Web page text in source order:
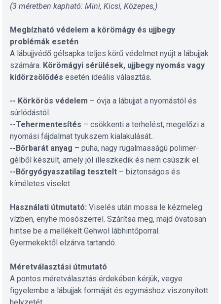
(3 méretben kapható: Mini, Kicsi, Közepes,)
Megbízható védelem a körömágy és ujjbegy
problémák esetén
A lábujjvédő gélsapka teljes körű védelmet nyújt a lábujjak
számára. Körömágyi sérülések, ujjbegy nyomás vagy
kidörzsölődés esetén ideális választás.
-- Körkörös védelem – óvja a lábujjat a nyomástól és
súrlódástól.
--Tehermentesítés – csökkenti a terhelést, megelőzi a
nyomási fájdalmat tyukszem kialakulását..
--Bőrbarát anyag – puha, nagy rugalmasságú polimer-
gélből készült, amely jól illeszkedik és nem csúszik el.
--Bőrgyógyaszatilag tesztelt – biztonságos és
kíméletes viselet.
Használati útmutató: Viselés után mossa le kézmeleg
vízben, enyhe mosószerrel. Szárítsa meg, majd óvatosan
hintse be a mellékelt Gehwol lábhintőporral.
Gyermekektől elzárva tartandó.
Méretválasztási útmutató
A pontos méretválasztás érdekében kérjük, vegye
figyelembe a lábujjak formáját és egymáshoz viszonyított